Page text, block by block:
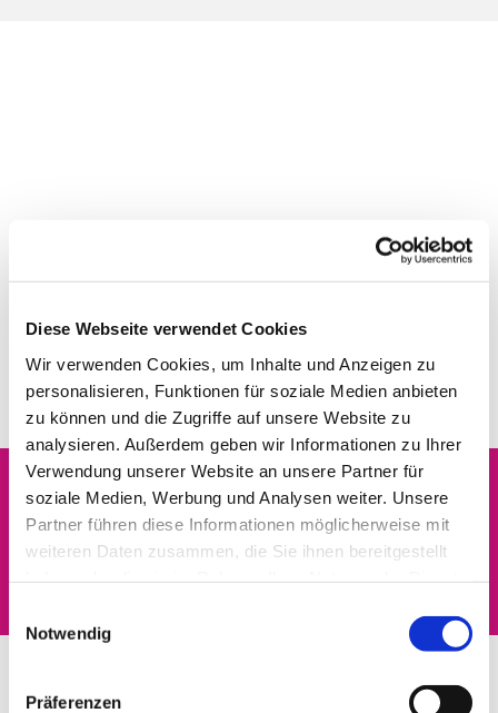
Diese Webseite verwendet Cookies
Wir verwenden Cookies, um Inhalte und Anzeigen zu
personalisieren, Funktionen für soziale Medien anbieten
zu können und die Zugriffe auf unsere Website zu
analysieren. Außerdem geben wir Informationen zu Ihrer
Verwendung unserer Website an unsere Partner für
soziale Medien, Werbung und Analysen weiter. Unsere
Partner führen diese Informationen möglicherweise mit
weiteren Daten zusammen, die Sie ihnen bereitgestellt
Notwendig
Präferenzen
Dies könnte Sie auch
interessieren